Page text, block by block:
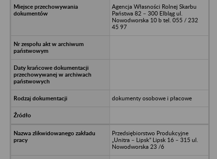
Agencja Własności Rolnej Skarbu
Państwa 82 – 300 Elbląg ul.
Nowodworska 10 b tel. 055 / 232
45 97
dokumenty osobowe i płacowe
Przedsiębiorstwo Produkcyjne
„Unitra – Lipsk” Lipsk 16 – 315 ul.
Nowodworska 23 /6